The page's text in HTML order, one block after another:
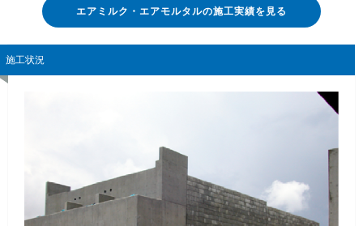
エアミルク・エアモルタルの施工実績を見る
施工状況